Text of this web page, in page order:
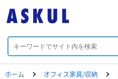
ホーム オフィス家具/収納